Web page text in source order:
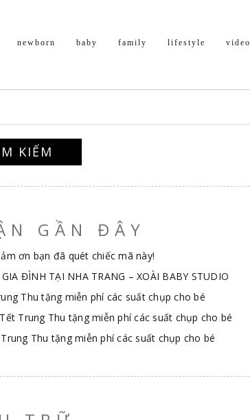
newborn baby family lifestyle video
GẦN ĐÂY
ơn bạn đã quét chiếc mã này!
ĐÌNH TẠI NHA TRANG – XOÀI BABY STUDIO
Thu tặng miễn phí các suất chụp cho bé
Trung Thu tặng miễn phí các suất chụp cho bé
Thu tặng miễn phí các suất chụp cho bé